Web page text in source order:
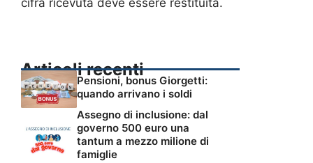
Articoli recenti
Pensioni, bonus Giorgetti:
quando arrivano i soldi
Assegno di inclusione: dal
governo 500 euro una
tantum a mezzo milione di
famiglie